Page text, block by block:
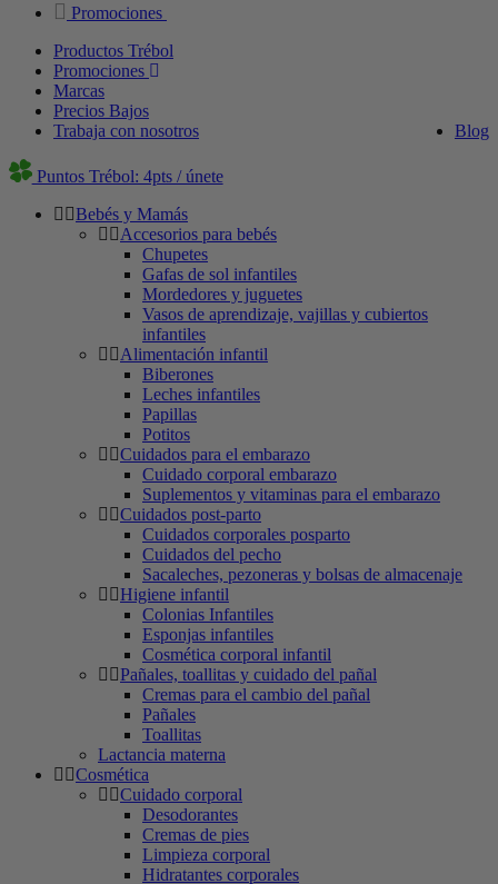
Promociones
Productos Trébol
Promociones
Marcas
Precios Bajos
Blog
Trabaja con nosotros
Puntos Trébol: 4pts / únete
Bebés y Mamás
Accesorios para bebés
Chupetes
Gafas de sol infantiles
Mordedores y juguetes
Vasos de aprendizaje, vajillas y cubiertos
infantiles
Alimentación infantil
Biberones
Leches infantiles
Papillas
Potitos
Cuidados para el embarazo
Cuidado corporal embarazo
Suplementos y vitaminas para el embarazo
Cuidados post-parto
Cuidados corporales posparto
Cuidados del pecho
Sacaleches, pezoneras y bolsas de almacenaje
Higiene infantil
Colonias Infantiles
Esponjas infantiles
Cosmética corporal infantil
Pañales, toallitas y cuidado del pañal
Cremas para el cambio del pañal
Pañales
Toallitas
Lactancia materna
Cosmética
Cuidado corporal
Desodorantes
Cremas de pies
Limpieza corporal
Hidratantes corporales